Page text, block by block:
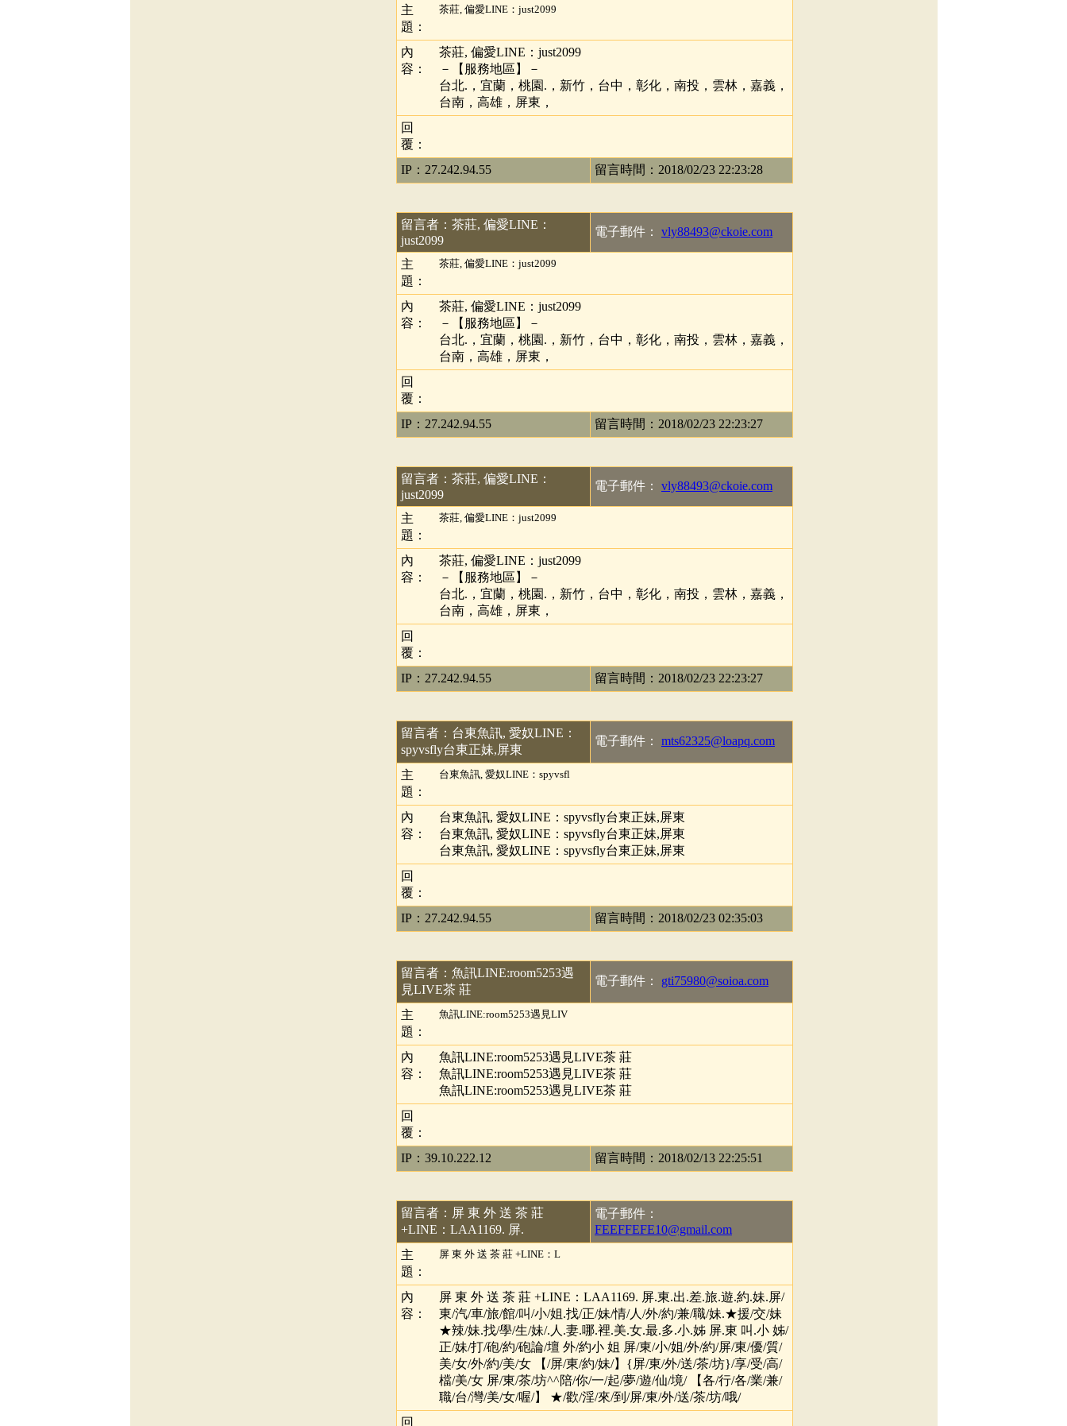
主
題：
茶莊, 偏愛LINE：just2099
內
容：
茶莊, 偏愛LINE：just2099
－【服務地區】－
台北.，宜蘭，桃園.，新竹，台中，彰化，南投，雲林，嘉義，
台南，高雄，屏東，
回
覆：
IP：27.242.94.55
留言時間：2018/02/23 22:23:28
留言者：茶莊, 偏愛LINE：
just2099
電子郵件： vly88493@ckoie.com
主
題：
茶莊, 偏愛LINE：just2099
內
容：
茶莊, 偏愛LINE：just2099
－【服務地區】－
台北.，宜蘭，桃園.，新竹，台中，彰化，南投，雲林，嘉義，
台南，高雄，屏東，
回
覆：
IP：27.242.94.55
留言時間：2018/02/23 22:23:27
留言者：茶莊, 偏愛LINE：
just2099
電子郵件： vly88493@ckoie.com
主
題：
茶莊, 偏愛LINE：just2099
內
容：
茶莊, 偏愛LINE：just2099
－【服務地區】－
台北.，宜蘭，桃園.，新竹，台中，彰化，南投，雲林，嘉義，
台南，高雄，屏東，
回
覆：
IP：27.242.94.55
留言時間：2018/02/23 22:23:27
留言者：台東魚訊, 愛奴LINE：
spyvsfly台東正妹,屏東
電子郵件： mts62325@loapq.com
主
題：
台東魚訊, 愛奴LINE：spyvsfl
內
容：
台東魚訊, 愛奴LINE：spyvsfly台東正妹,屏東
台東魚訊, 愛奴LINE：spyvsfly台東正妹,屏東
台東魚訊, 愛奴LINE：spyvsfly台東正妹,屏東
回
覆：
IP：27.242.94.55
留言時間：2018/02/23 02:35:03
留言者：魚訊LINE:room5253遇
見LIVE茶 莊
電子郵件： gti75980@soioa.com
主
題：
魚訊LINE:room5253遇見LIV
內
容：
魚訊LINE:room5253遇見LIVE茶 莊
魚訊LINE:room5253遇見LIVE茶 莊
魚訊LINE:room5253遇見LIVE茶 莊
回
覆：
IP：39.10.222.12
留言時間：2018/02/13 22:25:51
留言者：屏 東 外 送 茶 莊
+LINE：LAA1169. 屏.
電子郵件：
FEEFFEFE10@gmail.com
主
題：
屏 東 外 送 茶 莊 +LINE：L
內
容：
屏 東 外 送 茶 莊 +LINE：LAA1169. 屏.東.出.差.旅.遊.約.妹.屏/
東/汽/車/旅/館/叫/小/姐.找/正/妹/情/人/外/約/兼/職/妹.★援/交/妹
★辣/妹.找/學/生/妹/.人.妻.哪.裡.美.女.最.多.小.姊 屏.東 叫.小 姊/
正/妹/打/砲/約/砲論/壇 外/約小 姐 屏/東/小/姐/外/約/屏/東/優/質/
美/女/外/約/美/女 【/屏/東/約/妹/】{屏/東/外/送/茶/坊}/享/受/高/
檔/美/女 屏/東/茶/坊^^陪/你/一/起/夢/遊/仙/境/ 【各/行/各/業/兼/
職/台/灣/美/女/喔/】 ★/歡/淫/來/到/屏/東/外/送/茶/坊/哦/
回